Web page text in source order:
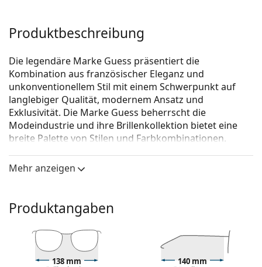
Produktbeschreibung
Die legendäre Marke Guess präsentiert die
Kombination aus französischer Eleganz und
unkonventionellem Stil mit einem Schwerpunkt auf
langlebiger Qualität, modernem Ansatz und
Exklusivität. Die Marke Guess beherrscht die
Modeindustrie und ihre Brillenkollektion bietet eine
breite Palette von Stilen und Farbkombinationen.
Guess GU2757 032 56ist eine Brille für Frauen.
Schauen Sie sich mit der virtuellen Anprobefunktion
Brillenfassung
Die goldene Farbe der Brillenfassung passt perfekt
zu warmen Hauttönen und dunkelbraunem Haar.
Eine Quadratische Rahmenform ist eine ideale Wahl
Mehr anzeigen
Produktangaben
138 mm 140 mm